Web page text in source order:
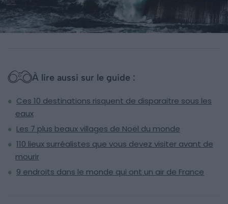
À lire aussi sur le guide :
Ces 10 destinations risquent de disparaitre sous les
eaux
Les 7 plus beaux villages de Noël du monde
110 lieux surréalistes que vous devez visiter avant de
mourir
9 endroits dans le monde qui ont un air de France